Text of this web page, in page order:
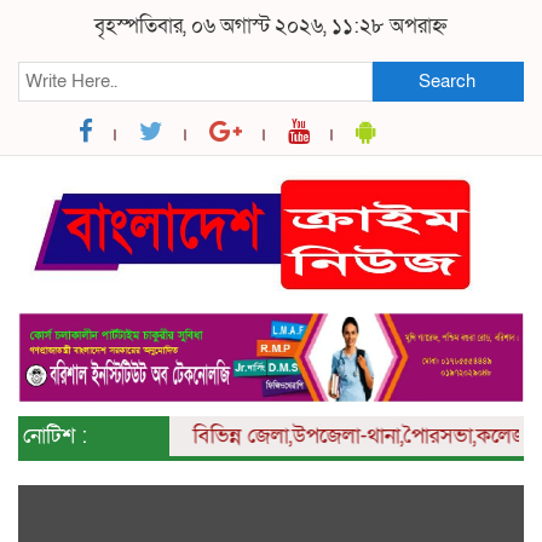
বৃহস্পতিবার, ০৬ অগাস্ট ২০২৬, ১১:২৮ অপরাহ্ন
Search
নোটিশ : বিভিন্নজেলা,উপজেলা-থানা,পৈারসভা,কলেজ ও